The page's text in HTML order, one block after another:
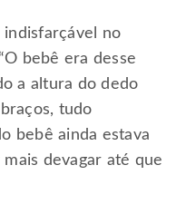
no
bebê era desse
a altura do dedo
tudo
bebê ainda estava
devagar até que